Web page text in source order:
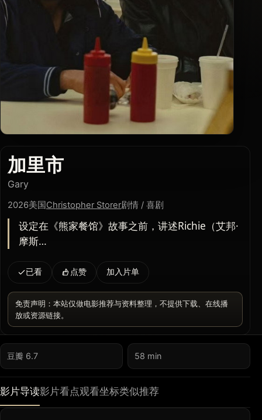
加里市
Gary
2026美国Christopher Storer剧情 / 喜剧
设定在《熊家餐馆》故事之前，讲述Richie（艾邦·
摩斯…
已看 点赞 加入片单
免责声明：本站仅做电影推荐与资料整理，不提供下载、在线播
放或资源链接。
豆瓣 6.7 58 min
影片导读影片看点观看坐标类似推荐